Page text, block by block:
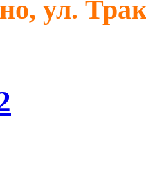
ул.